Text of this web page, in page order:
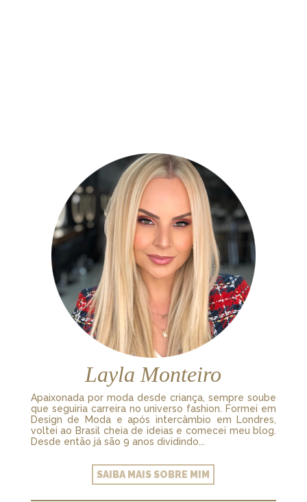
Layla Monteiro
Apaixonada por moda desde criança, sempre soube
que seguiria carreira no universo fashion. Formei em
Design de Moda e após intercâmbio em Londres,
voltei ao Brasil cheia de ideias e comecei meu blog.